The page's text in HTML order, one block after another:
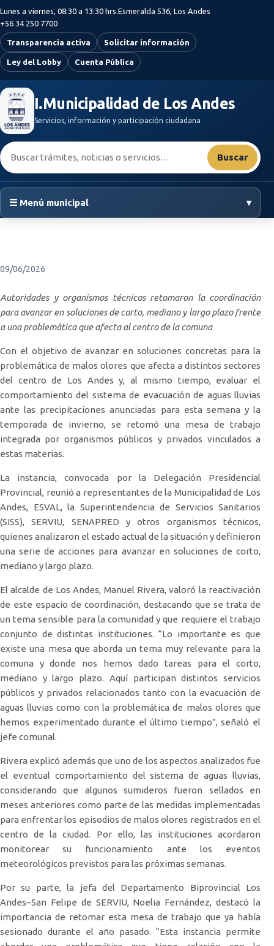
Saltar al contenido principal
Lunes a viernes, 08:30 a 13:30 hrs.Esmeralda 536, Los Andes
+56 34 250 7700
Transparencia activa Solicitar información
Ley del Lobby Cuenta Pública
I.Municipalidad de Los Andes
Servicios, información y participación ciudadana
Buscar:
Buscar
☰ Menú municipal ▾
09/06/2026
Autoridades y organismos técnicos retomaron la coordinación
para avanzar en soluciones de corto, mediano y largo plazo frente
a una problemática que afecta al centro de la comuna
Con el objetivo de avanzar en soluciones concretas para la
problemática de malos olores que afecta a distintos sectores
del centro de Los Andes y, al mismo tiempo, evaluar el
comportamiento del sistema de evacuación de aguas lluvias
ante las precipitaciones anunciadas para esta semana y la
temporada de invierno, se retomó una mesa de trabajo
integrada por organismos públicos y privados vinculados a
estas materias.
La instancia, convocada por la Delegación Presidencial
Provincial, reunió a representantes de la Municipalidad de Los
Andes, ESVAL, la Superintendencia de Servicios Sanitarios
(SISS), SERVIU, SENAPRED y otros organismos técnicos,
quienes analizaron el estado actual de la situación y definieron
una serie de acciones para avanzar en soluciones de corto,
mediano y largo plazo.
El alcalde de Los Andes, Manuel Rivera, valoró la reactivación
de este espacio de coordinación, destacando que se trata de
un tema sensible para la comunidad y que requiere el trabajo
conjunto de distintas instituciones. “Lo importante es que
existe una mesa que aborda un tema muy relevante para la
comuna y donde nos hemos dado tareas para el corto,
mediano y largo plazo. Aquí participan distintos servicios
públicos y privados relacionados tanto con la evacuación de
aguas lluvias como con la problemática de malos olores que
hemos experimentado durante el último tiempo”, señaló el
jefe comunal.
Rivera explicó además que uno de los aspectos analizados fue
el eventual comportamiento del sistema de aguas lluvias,
considerando que algunos sumideros fueron sellados en
meses anteriores como parte de las medidas implementadas
para enfrentar los episodios de malos olores registrados en el
centro de la ciudad. Por ello, las instituciones acordaron
monitorear su funcionamiento ante los eventos
meteorológicos previstos para las próximas semanas.
Por su parte, la jefa del Departamento Biprovincial Los
Andes–San Felipe de SERVIU, Noelia Fernández, destacó la
importancia de retomar esta mesa de trabajo que ya había
sesionado durante el año pasado. “Esta instancia permite